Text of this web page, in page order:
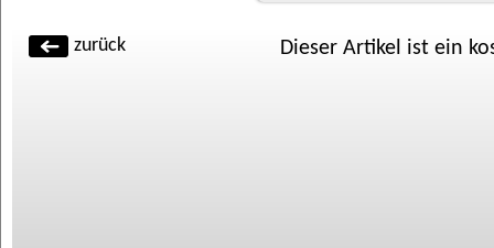
zurück Dieser Artikel ist ein